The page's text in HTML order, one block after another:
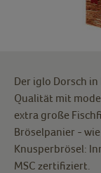
Der iglo Dorsch
Qualität mit
extra große
Bröselpanier -
Knusperbrösel:
MSC zertifiziert.